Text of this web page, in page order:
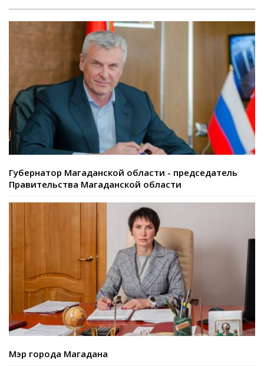
Губернатор Магаданской области - председатель
Правительства Магаданской области
Мэр города Магадана